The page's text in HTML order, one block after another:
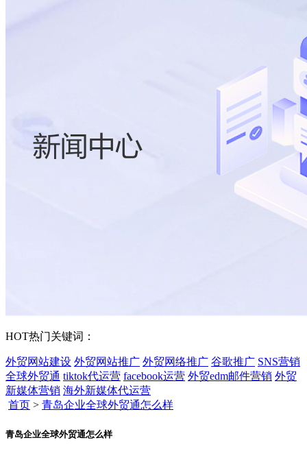
HOT热门关键词：
外贸网站建设 外贸网站推广 外贸网络推广 谷歌推广 SNS营销
全球外贸通 tiktok代运营 facebook运营 外贸edm邮件营销 外贸
新媒体营销 海外新媒体代运营
首页 > 青岛企业全球外贸通怎么样
青岛企业全球外贸通怎么样